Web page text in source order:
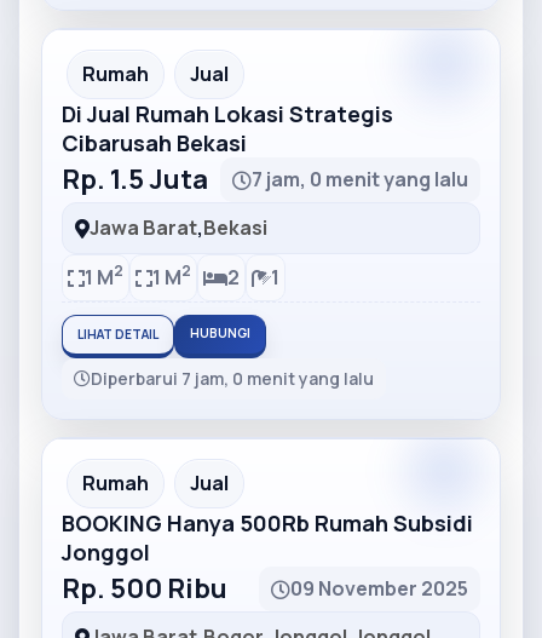
Partner Ad
Rumah Jual
Di Jual Rumah Lokasi Strategis
Cibarusah Bekasi
Rp. 1.5 Juta
7 jam, 0 menit yang lalu
Jawa Barat,Bekasi
1 M2 1 M2 2 1
LIHAT DETAIL HUBUNGI
Diperbarui 7 jam, 0 menit yang lalu
Partner Ad
Rumah Jual
BOOKING Hanya 500Rb Rumah Subsidi
Jonggol
Rp. 500 Ribu
09 November 2025